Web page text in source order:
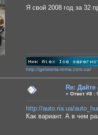
Я свой 2008 год за 32
http://gelateria-roma.com.ua/
Re:
« Ответ #8 :
http://auto.ria.ua/
Как вариант. А в чем